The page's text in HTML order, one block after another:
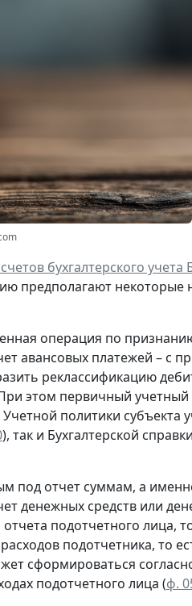
бухгалтерского учета
предполагают некоторые
операция по
авансовых платежей – с
реклассификацию
этом первичный учетный
политики субъекта
), так и Бухгалтерской справки
под отчет суммам, а
денежных средств или
подотчетного лица,
подотчетника, то
сформироваться
подотчетного лица (ф.